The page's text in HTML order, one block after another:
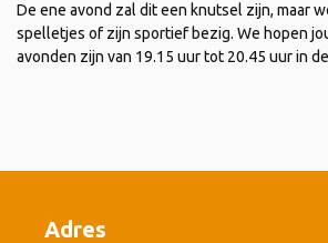
De ene avond zal dit een knutsel zijn, maar
spelletjes of zijn sportief bezig. We hopen
avonden zijn van 19.15 uur tot 20.45 uur in
Adres